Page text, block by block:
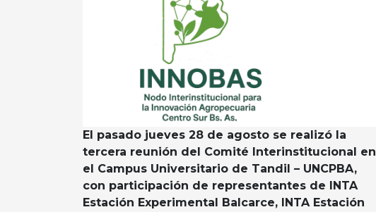
El pasado jueves 28 de agosto se realizó la
tercera reunión del Comité Interinstitucional en
el Campus Universitario de Tandil – UNCPBA,
con participación de representantes de INTA
Estación Experimental Balcarce, INTA Estación